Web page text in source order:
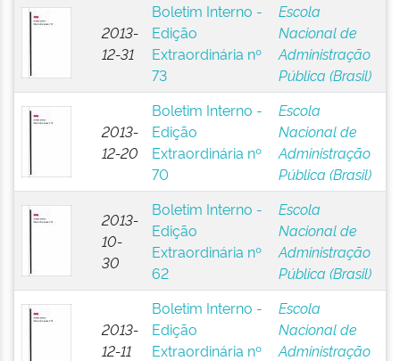
2013-
12-31
Boletim Interno -
Edição
Extraordinária nº
73
Escola
Nacional de
Administração
Pública (Brasil)
2013-
12-20
Boletim Interno -
Edição
Extraordinária nº
70
Escola
Nacional de
Administração
Pública (Brasil)
2013-
10-
30
Boletim Interno -
Edição
Extraordinária nº
62
Escola
Nacional de
Administração
Pública (Brasil)
2013-
12-11
Boletim Interno -
Edição
Extraordinária nº
Escola
Nacional de
Administração